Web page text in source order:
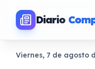
Diario
Viernes, 7 de agosto